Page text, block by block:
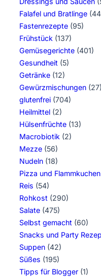
Falafel und Bratlinge
Fastenrezepte (95)
Frühstück (137)
Gemüsegerichte (401)
Gesundheit (5)
Getränke (12)
Gewürzmischungen (27)
glutenfrei (704)
Heilmittel (2)
Hülsenfrüchte (13)
Macrobiotik (2)
Mezze (56)
Nudeln (18)
Pizza und Flammkuchen
Reis (54)
Rohkost (290)
Salate (475)
Selbst gemacht (60)
Snacks und Party
Suppen (42)
Süßes (195)
Tipps für Blogger (1)